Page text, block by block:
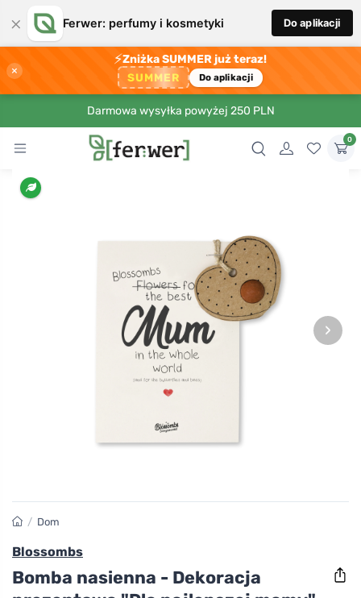
× Ferwer: perfumy i kosmetyki Do aplikacji
×
⚡Zniżka SUMMER już teraz!
SUMMER Do aplikacji
Darmowa wysyłka powyżej 250 PLN
0
›
/ Dom
Blossombs
Bomba nasienna - Dekoracja